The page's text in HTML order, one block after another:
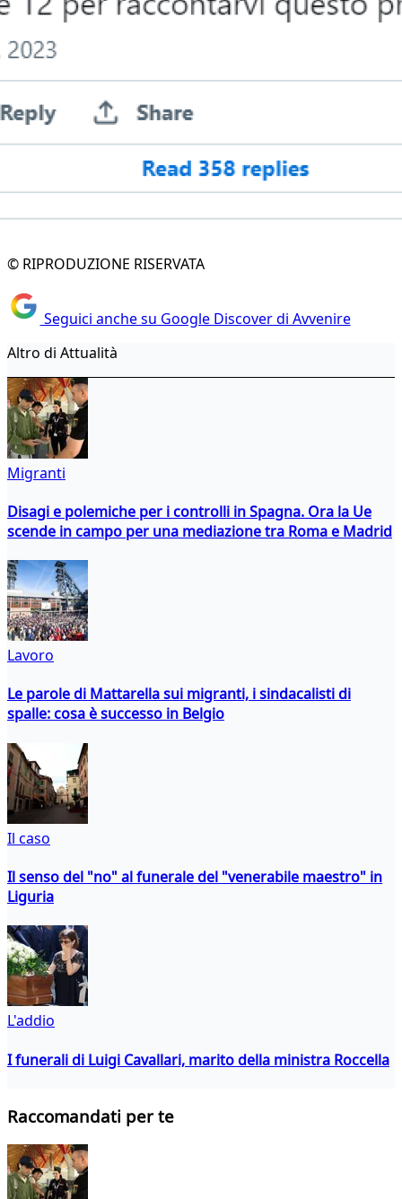
© RIPRODUZIONE RISERVATA
Seguici anche su Google Discover di Avvenire
Altro di Attualità
Migranti
Disagi e polemiche per i controlli in Spagna. Ora la Ue
scende in campo per una mediazione tra Roma e Madrid
Lavoro
Le parole di Mattarella sui migranti, i sindacalisti di
spalle: cosa è successo in Belgio
Il caso
Il senso del "no" al funerale del "venerabile maestro" in
Liguria
L'addio
I funerali di Luigi Cavallari, marito della ministra Roccella
Raccomandati per te